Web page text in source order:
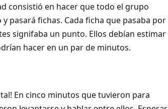
consistió en hacer que todo el grupo
pasará fichas. Cada ficha que pasaba por
signifaba un punto. Ellos debían estimar
hacer en un par de minutos.
En cinco minutos que tuvieron para